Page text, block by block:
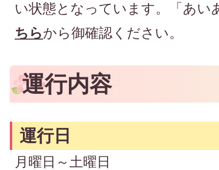
い状態となっています。「あい
ちらから御確認ください。
運行内容
運行日
月曜日～土曜日